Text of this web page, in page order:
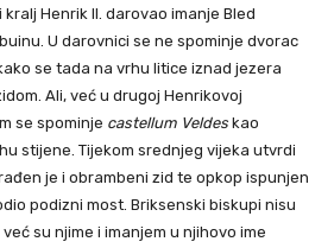
Henrik II. darovao imanje Bled
U darovnici se ne spominje dvorac
se tada na vrhu litice iznad jezera
Ali, već u drugoj Henrikovoj
se spominje castellum Veldes kao
stijene. Tijekom srednjeg vijeka utvrdi
je i obrambeni zid te opkop ispunjen
podizni most. Briksenski biskupi nisu
su njime i imanjem u njihovo ime